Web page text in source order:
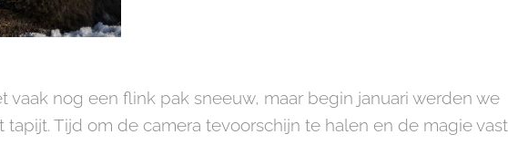
vaak nog een flink pak sneeuw, maar begin januari werden we
Tijd om de camera tevoorschijn te halen en de magie vast